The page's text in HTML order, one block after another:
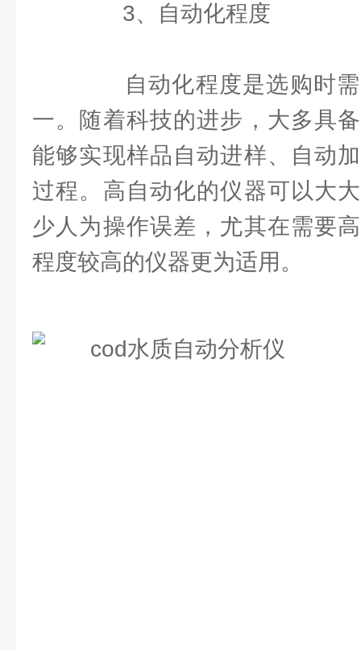
3、自动化程度
自动化程度是选购时需
一。随着科技的进步，大多具
能够实现样品自动进样、自动
过程。高自动化的仪器可以大
少人为操作误差，尤其在需要
程度较高的仪器更为适用。